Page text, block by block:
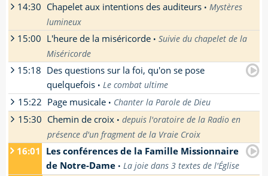
parSoeur Beata-Véronique- La réécoute n'est
pas encore disponible pour cette émission.
Enseignement donné par soeur Beata-
Véronique, soeur apostolique de St Jean à
Semur-en-Brionnais
[En savoir plus
14:30 Chapelet aux intentions des auditeurs • Mystères
lumineux
1er mystère : Le Baptême de Jésus au
Jourdain, 2ème mystère : Les noces de Cana,
3ème mystère : L'annonce du Royaume - La
conversion, 4ème mystère : La
transfiguration, 5ème mystère : L'institution
de l'Eucharistie.
[En savoir plus]
15:00 L'heure de la miséricorde • Suivie du chapelet de la
Miséricorde
C'est depuis l'oratoire de la radio, en
présence du Saint-Sacrement, que nous
sommes en union avec vous, auditeurs de
Radio Espérance, pour glorifier la
miséricorde de Dieu et adorer le Coeur de
jésus dans le Saint-Sacrement.
[En savoir plus]
15:18 Des questions sur la foi, qu'on se pose
quelquefois • Le combat ultime
parPère Pierre Descouvemont- La réécoute
n'est pas encore disponible pour cette
émission.
[En savoir plus]
15:22 Page musicale • Chanter la Parole de Dieu
[En savoir plus]
15:30 Chemin de croix • depuis l'oratoire de la Radio en
présence d'un fragment de la Vraie Croix
[En savoir plus]
16:01 Les conférences de la Famille Missionnaire
de Notre-Dame • La joie dans 3 textes de l'Église